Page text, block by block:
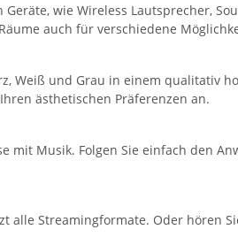
wie Wireless Lautsprecher,
auch für verschiedene
Weiß und Grau in einem qualitativ
ästhetischen Präferenzen an.
mit Musik. Folgen Sie einfach den
alle Streamingformate. Oder hören